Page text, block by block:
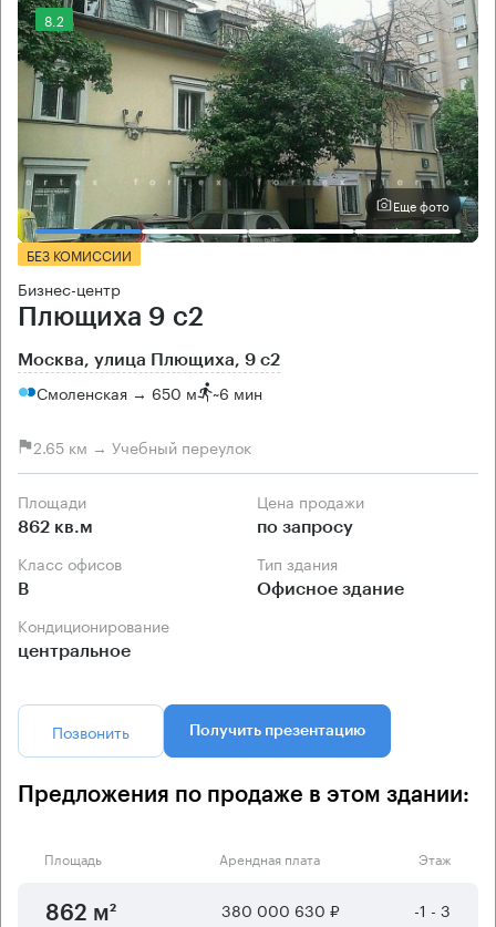
8.2
Еще фото
БЕЗ КОМИССИИ
Бизнес-центр
Плющиха 9 с2
Москва, улица Плющиха, 9 с2
Смоленская → 650 м ~6 мин
2.65 км → Учебный переулок
Площади
862 кв.м
Цена продажи
по запросу
Класс офисов
B
Тип здания
Офисное здание
Кондиционирование
центральное
Позвонить Получить презентацию
Предложения по продаже в этом здании:
Площадь Арендная плата Этаж
862 м² 380 000 630 ₽ -1 - 3